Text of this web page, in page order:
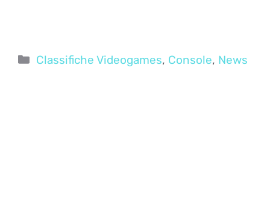
Categorie
Classifiche Videogames, Console, News